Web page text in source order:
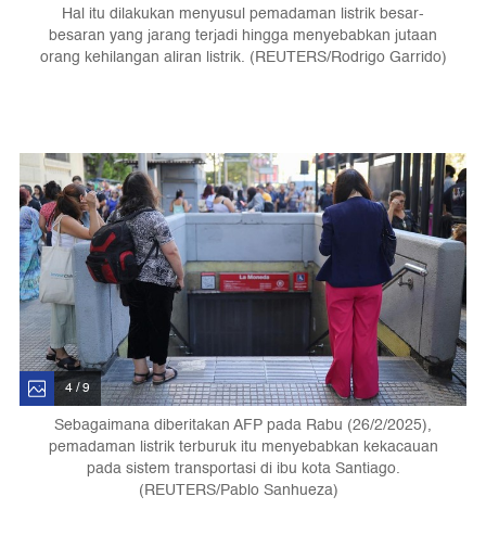
Hal itu dilakukan menyusul pemadaman listrik besar-
besaran yang jarang terjadi hingga menyebabkan jutaan
orang kehilangan aliran listrik. (REUTERS/Rodrigo Garrido)
4 / 9
Sebagaimana diberitakan AFP pada Rabu (26/2/2025),
pemadaman listrik terburuk itu menyebabkan kekacauan
pada sistem transportasi di ibu kota Santiago.
(REUTERS/Pablo Sanhueza)